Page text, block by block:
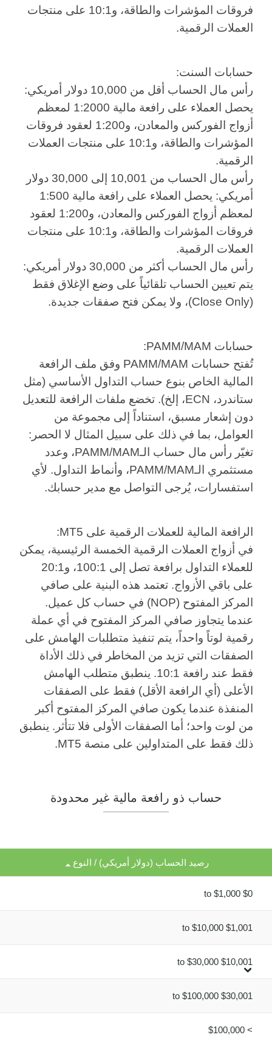
فروقات المؤشرات والطاقة، و10:1 على منتجات
العملات الرقمية.
حسابات السنت:
رأس مال الحساب أقل من 10,000 دولار أمريكي:
يحصل العملاء على رافعة مالية 1:2000 لمعظم
أزواج الفوركس والمعادن، و1:200 لعقود فروقات
المؤشرات والطاقة، و10:1 على منتجات العملات
الرقمية.
رأس مال الحساب من 10,001 إلى 30,000 دولار
أمريكي: يحصل العملاء على رافعة مالية 1:500
لمعظم أزواج الفوركس والمعادن، و1:200 لعقود
فروقات المؤشرات والطاقة، و10:1 على منتجات
العملات الرقمية.
رأس مال الحساب أكثر من 30,000 دولار أمريكي:
يتم تعيين الحساب تلقائياً على وضع الإغلاق فقط
(Close Only)، ولا يمكن فتح صفقات جديدة.
حسابات PAMM/MAM:
تُفتح حسابات PAMM/MAM وفق ملف الرافعة
المالية الخاص بنوع حساب التداول الأساسي (مثل
ستاندرد، ECN، إلخ). تخضع ملفات الرافعة للتعديل
دون إشعار مسبق، استناداً إلى مجموعة من
العوامل، بما في ذلك على سبيل المثال لا الحصر:
تغيّر رأس مال حساب الـPAMM/MAM، وعدد
مستثمري الـPAMM/MAM، وأنماط التداول. لأي
استفسارات، يُرجى التواصل مع مدير حسابك.
الرافعة المالية للعملات الرقمية على MT5:
في أزواج العملات الرقمية الخمسة الرئيسية، يمكن
للعملاء التداول برافعة تصل إلى 100:1، و20:1
على باقي الأزواج. تعتمد هذه البنية على صافي
المركز المفتوح (NOP) في حساب كل عميل.
عندما يتجاوز صافي المركز المفتوح في أي عملة
رقمية لوتاً واحداً، يتم تنفيذ متطلبات الهامش على
الصفقات التي تزيد من المخاطر في ذلك الأداة
فقط
عند رافعة 10:1. ينطبق متطلب الهامش
الأعلى (أي الرافعة الأقل) فقط على الصفقات
المنفذة عندما يكون صافي المركز المفتوح أكبر
من لوت واحد؛ أما الصفقات الأولى فلا تتأثر. ينطبق
ذلك فقط على المتداولين على منصة MT5.
حساب ذو رافعة مالية غير محدودة
رصيد الحساب (دولار أمريكي) / النوع
$0 to $1,000
$1,001 to $10,000
$10,001 to $30,000
$30,001 to $100,000
> $100,000